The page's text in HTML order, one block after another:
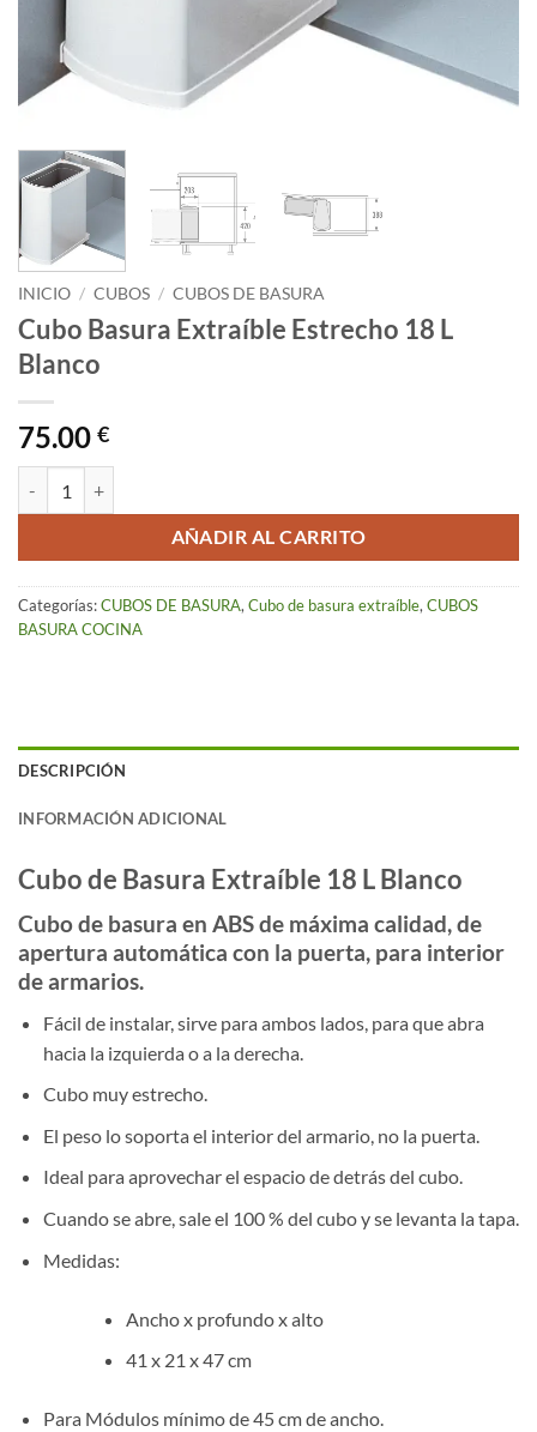
INICIO / CUBOS / CUBOS DE BASURA
Cubo Basura Extraíble Estrecho 18 L
Blanco
75.00 €
AÑADIR AL CARRITO
Categorías:CUBOS DE BASURA, Cubo de basura extraíble, CUBOS
BASURA COCINA
DESCRIPCIÓN
INFORMACIÓN ADICIONAL
Cubo de Basura Extraíble 18 L Blanco
Cubo de basura en ABS de máxima calidad, de
apertura automática con la puerta, para interior
de armarios.
Fácil de instalar, sirve para ambos lados, para que abra
hacia la izquierda o a la derecha.
Cubo muy estrecho.
El peso lo soporta el interior del armario, no la puerta.
Ideal para aprovechar el espacio de detrás del cubo.
Cuando se abre, sale el 100 % del cubo y se levanta la tapa.
Medidas:
Ancho x profundo x alto
41 x 21 x 47 cm
Para Módulos mínimo de 45 cm de ancho.